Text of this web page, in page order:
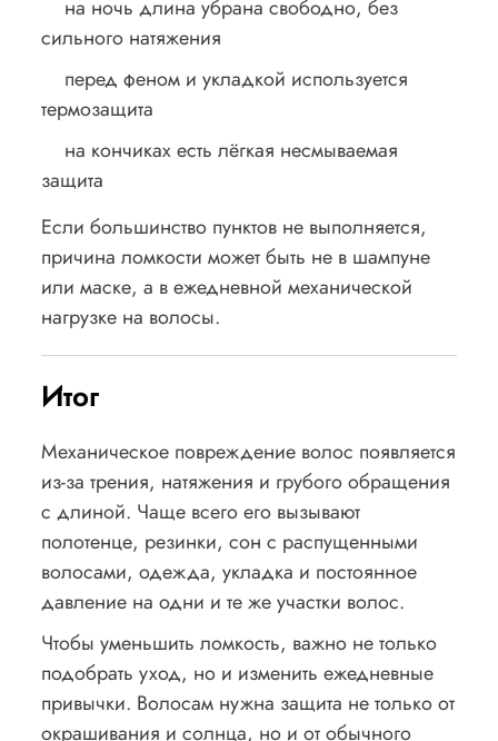
на ночь длина убрана свободно, без
сильного натяжения
перед феном и укладкой используется
термозащита
на кончиках есть лёгкая несмываемая
защита
Если большинство пунктов не выполняется,
причина ломкости может быть не в шампуне
или маске, а в ежедневной механической
нагрузке на волосы.
Итог
Механическое повреждение волос появляется
из-за трения, натяжения и грубого обращения
с длиной. Чаще всего его вызывают
полотенце, резинки, сон с распущенными
волосами, одежда, укладка и постоянное
давление на одни и те же участки волос.
Чтобы уменьшить ломкость, важно не только
подобрать уход, но и изменить ежедневные
привычки. Волосам нужна защита не только от
окрашивания и солнца, но и от обычного